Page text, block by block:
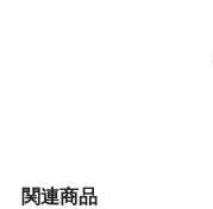
関連商品